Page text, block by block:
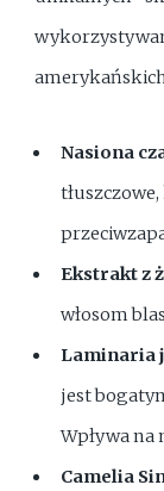
Nasiona
Ekstrakt z
włosom
Laminaria
jest
Wpływa na
Camelia